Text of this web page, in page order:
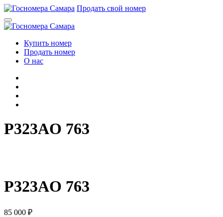
Перейти
к
содержимому
Продать свой номер
Купить номер
Продать номер
О нас
P323AO 763
P323AO 763
85 000 ₽